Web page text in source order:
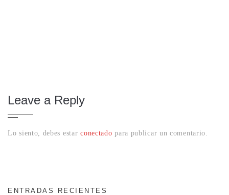
Leave a Reply
Lo siento, debes estarconectado para publicar un comentario.
ENTRADAS RECIENTES